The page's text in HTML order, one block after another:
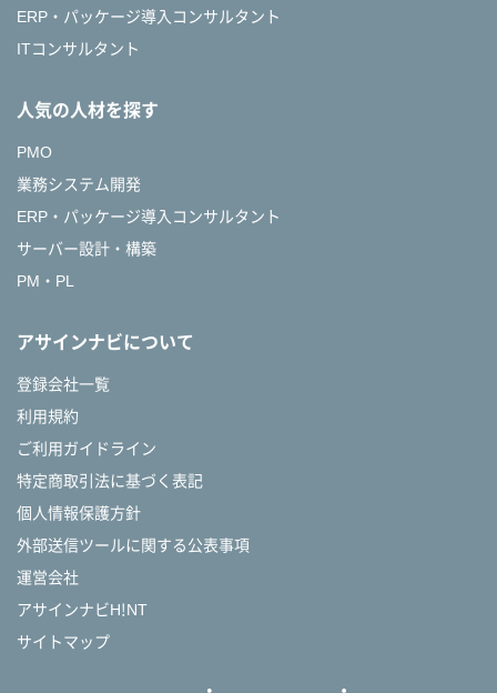
ERP・パッケージ導入コンサルタント
ITコンサルタント
人気の人材を探す
PMO
業務システム開発
ERP・パッケージ導入コンサルタント
サーバー設計・構築
PM・PL
アサインナビについて
登録会社一覧
利用規約
ご利用ガイドライン
特定商取引法に基づく表記
個人情報保護方針
外部送信ツールに関する公表事項
運営会社
アサインナビH!NT
サイトマップ